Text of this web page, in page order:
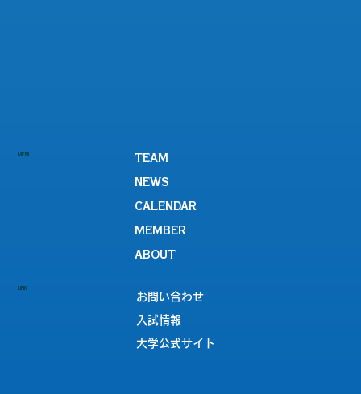
MENU
TEAM
NEWS
CALENDAR
MEMBER
ABOUT
LINK
お問い合わせ
入試情報
大学公式サイト